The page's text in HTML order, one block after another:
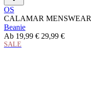
OS
CALAMAR MENSWEAR
Beanie
Ab 19,99 € 29,99 €
SALE